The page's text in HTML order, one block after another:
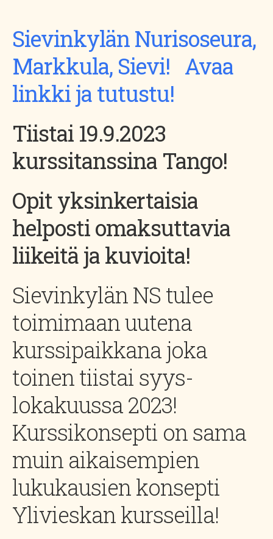
Sievinkylän Nurisoseura,
Markkula, Sievi! Avaa
linkki ja tutustu!
Tiistai 19.9.2023
kurssitanssina Tango!
Opit yksinkertaisia
helposti omaksuttavia
liikeitä ja kuvioita!
Sievinkylän NS tulee
toimimaan uutena
kurssipaikkana joka
toinen tiistai syys-
lokakuussa 2023!
Kurssikonsepti on sama
muin aikaisempien
lukukausien konsepti
Ylivieskan kursseilla!